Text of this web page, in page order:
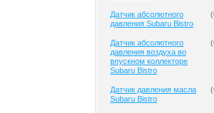
Датчик абсолютного
давления Subaru Bistro
(
Датчик абсолютного
давления воздуха во
впускном коллекторе
Subaru Bistro
(
Датчик давления масла
Subaru Bistro
(